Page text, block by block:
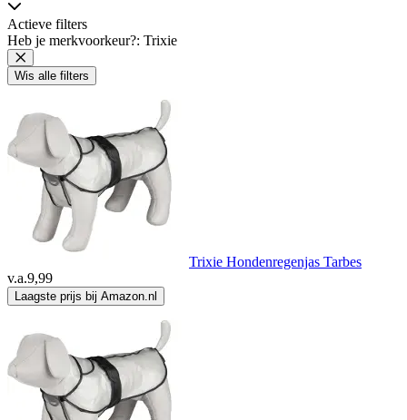
Actieve filters
Heb je merkvoorkeur?: Trixie
Wis alle filters
Trixie Hondenregenjas Tarbes
v.a.9,99
Laagste prijs bij Amazon.nl